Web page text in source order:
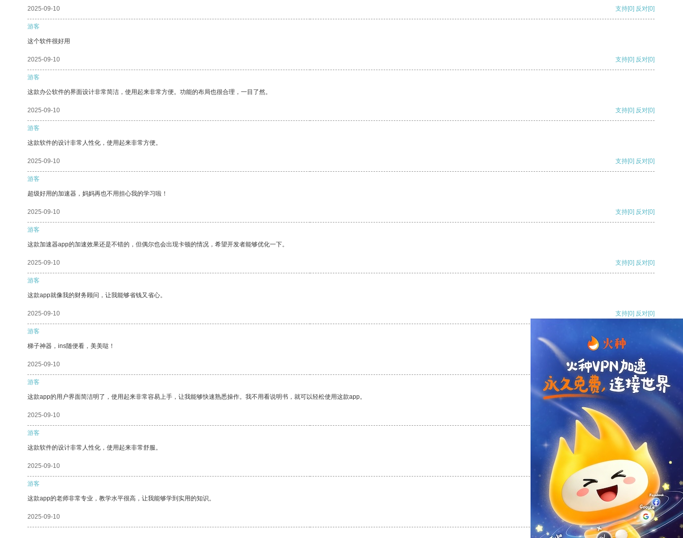
2025-09-10 支持[0] 反对[0]
游客
这个软件很好用
2025-09-10 支持[0] 反对[0]
游客
这款办公软件的界面设计非常简洁，使用起来非常方便。功能的布局也很合理，一目了然。
2025-09-10 支持[0] 反对[0]
游客
这款软件的设计非常人性化，使用起来非常方便。
2025-09-10 支持[0] 反对[0]
游客
超级好用的加速器，妈妈再也不用担心我的学习啦！
2025-09-10 支持[0] 反对[0]
游客
这款加速器app的加速效果还是不错的，但偶尔也会出现卡顿的情况，希望开发者能够优化一下。
2025-09-10 支持[0] 反对[0]
游客
这款app就像我的财务顾问，让我能够省钱又省心。
2025-09-10 支持[0] 反对[0]
游客
梯子神器，ins随便看，美美哒！
2025-09-10 支持[0] 反对
游客
这款app的用户界面简洁明了，使用起来非常容易上手，让我能够快速熟悉操作。我不用看说明书，就可以轻松使用这款app。
2025-09-10 支持
游客
这款软件的设计非常人性化，使用起来非常舒服。
2025-09-10 反对 [0]
游客
这款app的老师非常专业，教学水平很高，让我能够学到实用的知识。
2025-09-10 支持[0] 反对[0]